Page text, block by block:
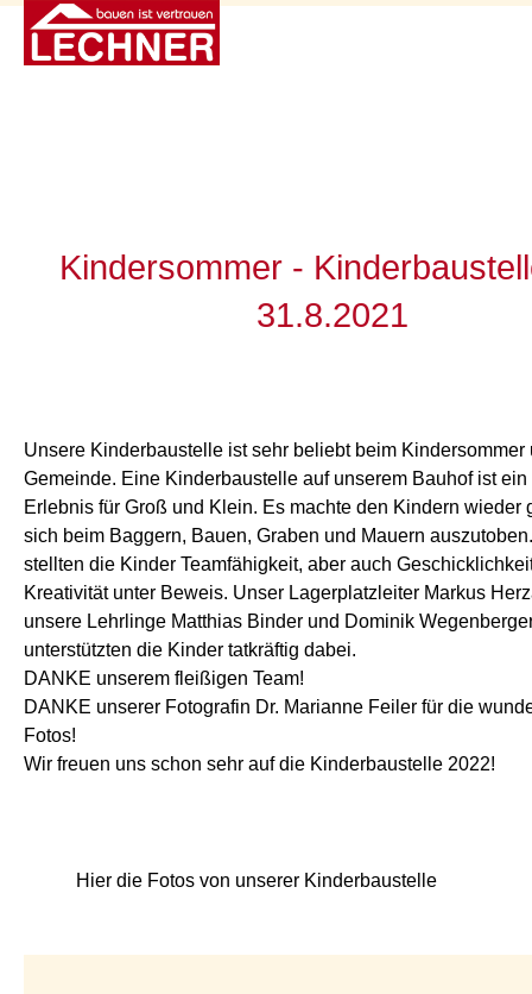
Kindersommer -
31.8.2021
Unsere Kinderbaustelle ist sehr beliebt beim Kindersommer
Gemeinde. Eine Kinderbaustelle auf unserem Bauhof ist
Erlebnis für Groß und Klein. Es machte den Kindern wieder
sich beim Baggern, Bauen, Graben und Mauern
stellten die Kinder Teamfähigkeit, aber auch
Kreativität unter Beweis. Unser Lagerplatzleiter Markus
unsere Lehrlinge Matthias Binder und Dominik
unterstützten die Kinder tatkräftig dabei.
DANKE unserem fleißigen Team!
DANKE unserer Fotografin Dr. Marianne Feiler für die
Fotos!
Wir freuen uns schon sehr auf die Kinderbaustelle 2022!
Hier die Fotos von unserer Kinderbaustelle